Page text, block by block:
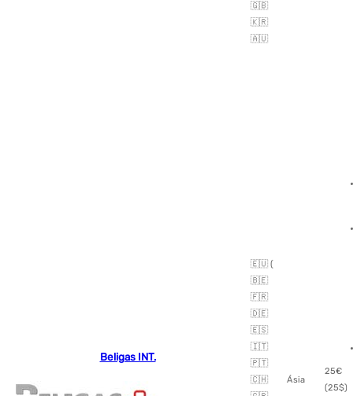
🇬🇧
🇰🇷
🇦🇺
Beligas INT.
🇪🇺 (
🇧🇪
🇫🇷
🇩🇪
🇪🇸
🇮🇹
🇵🇹
🇨🇭
Ásia
25€
(25$)